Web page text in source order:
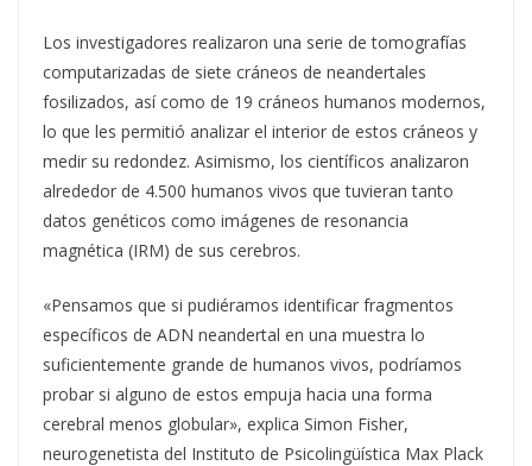
Los investigadores realizaron una serie de tomografías
computarizadas de siete cráneos de neandertales
fosilizados, así como de 19 cráneos humanos modernos,
lo que les permitió analizar el interior de estos cráneos y
medir su redondez. Asimismo, los científicos analizaron
alrededor de 4.500 humanos vivos que tuvieran tanto
datos genéticos como imágenes de resonancia
magnética (IRM) de sus cerebros.
«Pensamos que si pudiéramos identificar fragmentos
específicos de ADN neandertal en una muestra lo
suficientemente grande de humanos vivos, podríamos
probar si alguno de estos empuja hacia una forma
cerebral menos globular», explica Simon Fisher,
neurogenetista del Instituto de Psicolingüística Max Plack